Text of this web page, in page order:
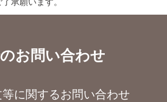
お問い合わせ
に関するお問い合わせ